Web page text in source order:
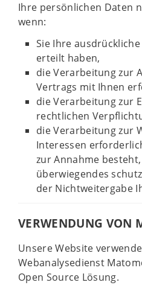
Ihre persönlichen Daten
wenn:
Sie Ihre
erteilt haben,
die Verarbeitung zur
Vertrags mit Ihnen
die Verarbeitung zur
rechtlichen
die Verarbeitung zur
Interessen
zur Annahme besteht,
überwiegendes
der Nichtweitergabe
VERWENDUNG VON
Unsere Website
Webanalysedienst
Open Source Lösung.